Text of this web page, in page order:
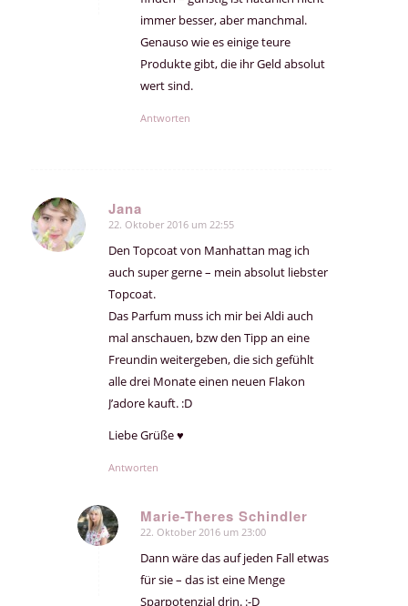
immer besser, aber manchmal.
Genauso wie es einige teure
Produkte gibt, die ihr Geld absolut
wert sind.
Antworten
Jana
sagte:
22. Oktober 2016 um 22:55
Den Topcoat von Manhattan mag ich
auch super gerne – mein absolut liebster
Topcoat.
Das Parfum muss ich mir bei Aldi auch
mal anschauen, bzw den Tipp an eine
Freundin weitergeben, die sich gefühlt
alle drei Monate einen neuen Flakon
J’adore kauft. :D
Liebe Grüße ♥
Antworten
Marie-Theres Schindler
sagte:
22. Oktober 2016 um 23:00
Dann wäre das auf jeden Fall etwas
für sie – das ist eine Menge
Sparpotenzial drin. :-D